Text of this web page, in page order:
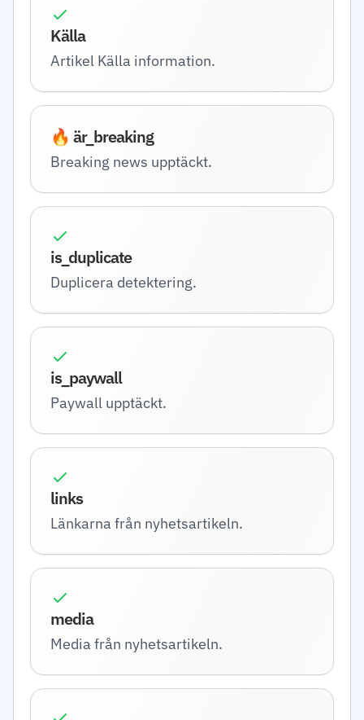
Källa
Artikel Källa information.
🔥 är_breaking
Breaking news upptäckt.
is_duplicate
Duplicera detektering.
is_paywall
Paywall upptäckt.
links
Länkarna från nyhetsartikeln.
media
Media från nyhetsartikeln.